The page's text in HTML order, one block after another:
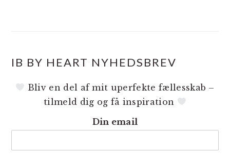
IB BY HEART NYHEDSBREV
Bliv en del af mit uperfekte fællesskab –
tilmeld dig og få inspiration
Din email